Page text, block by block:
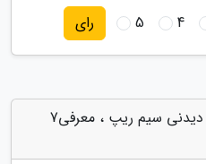
4
5 رای
دیدگاه های مرتبط با "جاهای دیدنی سیم ریپ ، معرفی7